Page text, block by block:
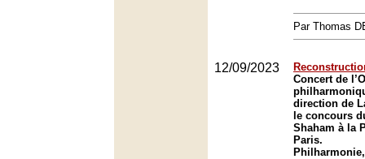
Par Thomas
12/09/2023
Concert de
direction de
le concours
Shaham à la
Paris.